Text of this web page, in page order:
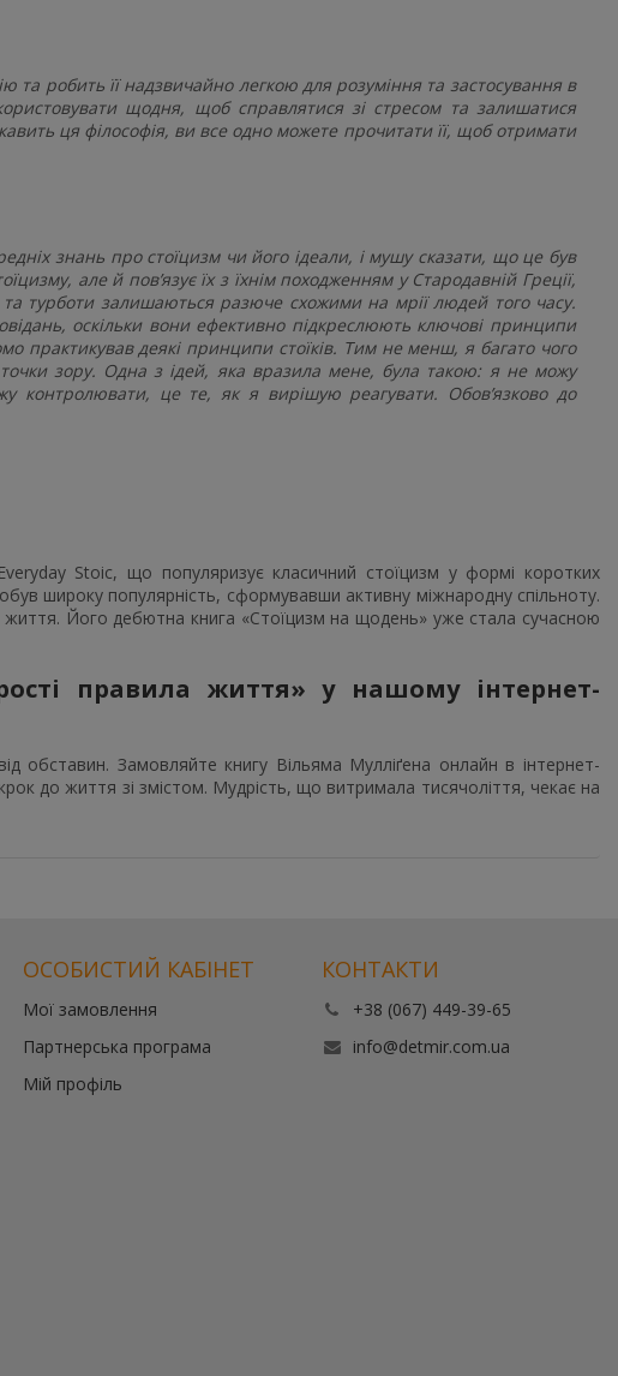
та робить її надзвичайно легкою для розуміння та застосування в
щодня, щоб справлятися зі стресом та залишатися
ця філософія, ви все одно можете прочитати її, щоб отримати
знань про стоїцизм чи його ідеали, і мушу сказати, що це був
але й пов’язує їх з їхнім походженням у Стародавній Греції,
турботи залишаються разюче схожими на мрії людей того часу.
оскільки вони ефективно підкреслюють ключові принципи
практикував деякі принципи стоїків. Тим не менш, я багато чого
зору. Одна з ідей, яка вразила мене, була такою: я не можу
це те, як я вирішую реагувати. Обов’язково до
Stoic, що популяризує класичний стоїцизм у формі коротких
широку популярність, сформувавши активну міжнародну спільноту.
життя. Його дебютна книга «Стоїцизм на щодень» уже стала сучасною
правила життя» у нашому інтернет-
Замовляйте книгу Вільяма Мулліґена онлайн в інтернет-
до життя зі змістом. Мудрість, що витримала тисячоліття, чекає на
ОСОБИСТИЙ КАБІНЕТ
Мої замовлення
Партнерська програма
Мій профіль
КОНТАКТИ
+38 (067) 449-39-65
info@detmir.com.ua